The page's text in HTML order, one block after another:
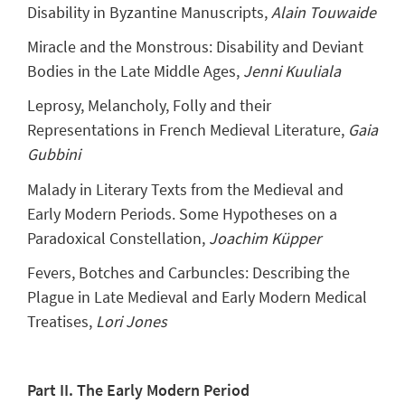
Disability in Byzantine Manuscripts,Alain Touwaide
Miracle and the Monstrous: Disability and Deviant
Bodies in the Late Middle Ages, Jenni Kuuliala
Leprosy, Melancholy, Folly and their
Representations in French Medieval Literature, Gaia
Gubbini
Malady in Literary Texts from the Medieval and
Early Modern Periods. Some Hypotheses on a
Paradoxical Constellation, Joachim Küpper
Fevers, Botches and Carbuncles: Describing the
Plague in Late Medieval and Early Modern Medical
Treatises, Lori Jones
Part II. The Early Modern Period